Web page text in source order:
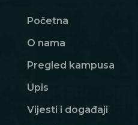
Početna
O nama
Pregled kampusa
Upis
Vijesti i događaji